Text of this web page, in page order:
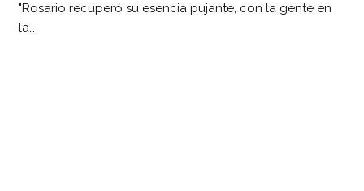
"Rosario recuperó su esencia pujante, con la gente en
la…